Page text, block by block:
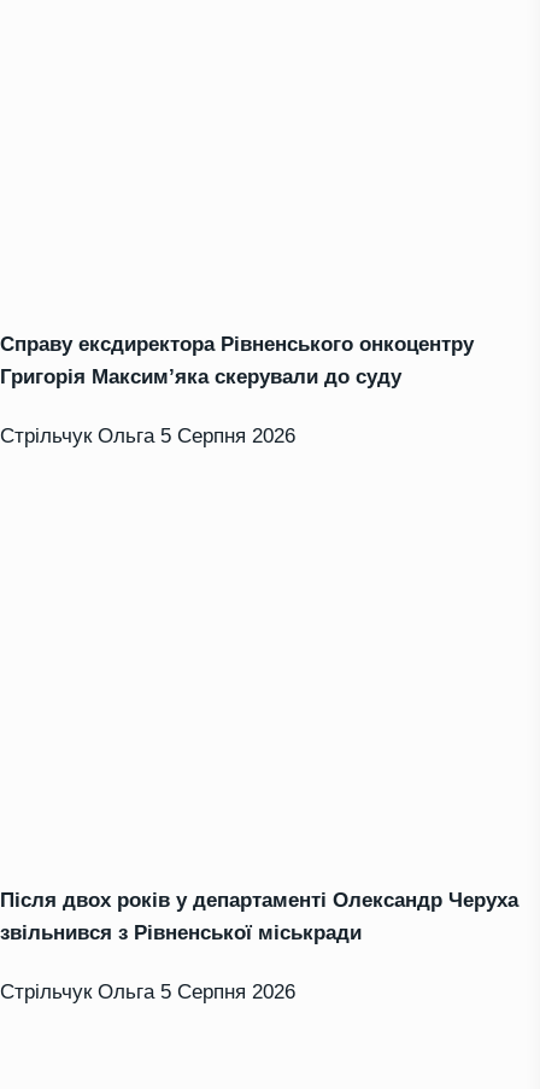
Справу ексдиректора Рівненського онкоцентру
Григорія Максим’яка скерували до суду
Стрільчук Ольга 5 Серпня 2026
Після двох років у департаменті Олександр Черуха
звільнився з Рівненської міськради
Стрільчук Ольга 5 Серпня 2026